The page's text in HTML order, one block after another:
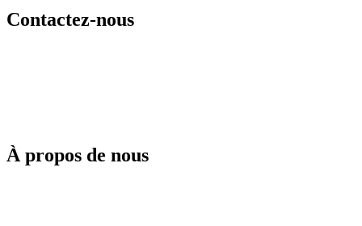
Contactez-nous
À propos de nous